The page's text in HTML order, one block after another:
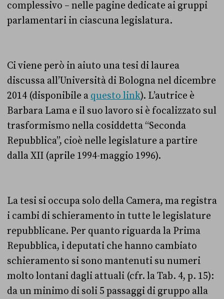
complessivo – nelle pagine dedicate ai gruppi
parlamentari in ciascuna legislatura.
Ci viene però in aiuto una tesi di laurea
discussa all’Università di Bologna nel dicembre
2014 (disponibile a questo link). L’autrice è
Barbara Lama e il suo lavoro si è focalizzato sul
trasformismo nella cosiddetta “Seconda
Repubblica”, cioè nelle legislature a partire
dalla XII (aprile 1994-maggio 1996).
La tesi si occupa solo della Camera, ma registra
i cambi di schieramento in tutte le legislature
repubblicane. Per quanto riguarda la Prima
Repubblica, i deputati che hanno cambiato
schieramento si sono mantenuti su numeri
molto lontani dagli attuali (cfr. la Tab. 4, p. 15):
da un minimo di soli 5 passaggi di gruppo alla